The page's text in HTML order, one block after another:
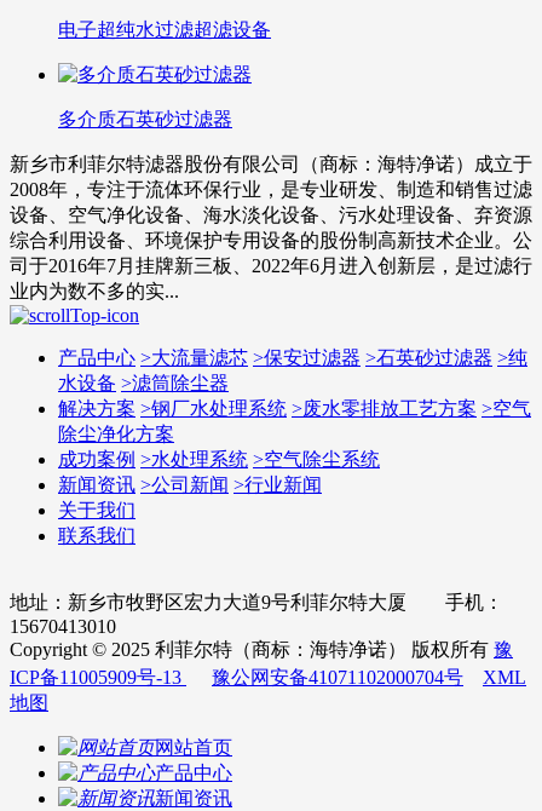
电子超纯水过滤超滤设备
多介质石英砂过滤器
新乡市利菲尔特滤器股份有限公司（商标：海特净诺）成立于
2008年，专注于流体环保行业，是专业研发、制造和销售过滤
设备、空气净化设备、海水淡化设备、污水处理设备、弃资源
综合利用设备、环境保护专用设备的股份制高新技术企业。公
司于2016年7月挂牌新三板、2022年6月进入创新层，是过滤行
业内为数不多的实...
产品中心 >大流量滤芯 >保安过滤器 >石英砂过滤器 >纯
水设备 >滤筒除尘器
解决方案 >钢厂水处理系统 >废水零排放工艺方案 >空气
除尘净化方案
成功案例 >水处理系统 >空气除尘系统
新闻资讯 >公司新闻 >行业新闻
关于我们
联系我们
地址：新乡市牧野区宏力大道9号利菲尔特大厦 手机：
15670413010
Copyright © 2025 利菲尔特（商标：海特净诺） 版权所有 豫
ICP备11005909号-13
豫公网安备41071102000704号
XML
地图
网站首页
产品中心
新闻资讯